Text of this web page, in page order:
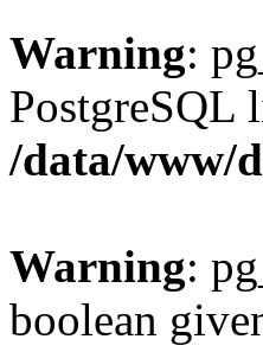
Warning:
PostgreSQL
/data/www/
Warning:
boolean